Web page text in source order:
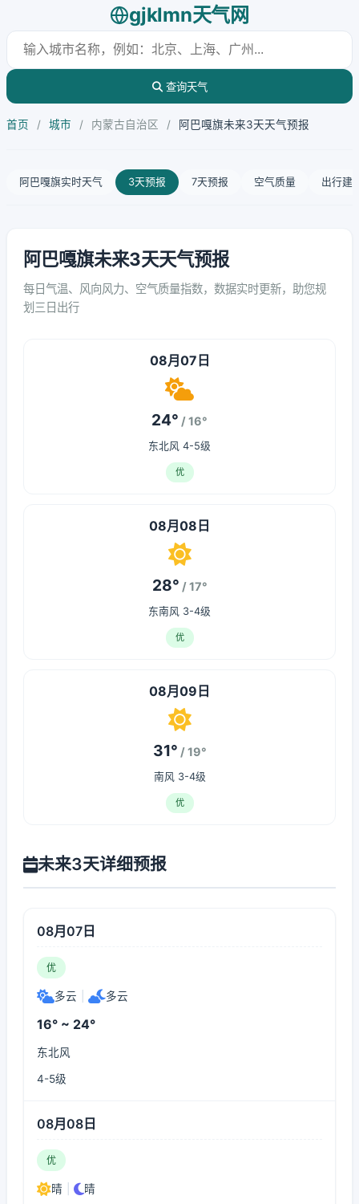
gjklmn天气网
查询天气
首页 / 城市 / 内蒙古自治区 / 阿巴嘎旗未来3天天气预报
阿巴嘎旗实时天气 3天预报 7天预报 空气质量 出行建
阿巴嘎旗未来3天天气预报
每日气温、风向风力、空气质量指数，数据实时更新，助您规
划三日出行
08月07日
24° / 16°
东北风 4-5级
优
08月08日
28° / 17°
东南风 3-4级
优
08月09日
31° / 19°
南风 3-4级
优
未来3天详细预报
08月07日
优
多云 多云
16° ~ 24°
东北风
4-5级
08月08日
优
晴 晴